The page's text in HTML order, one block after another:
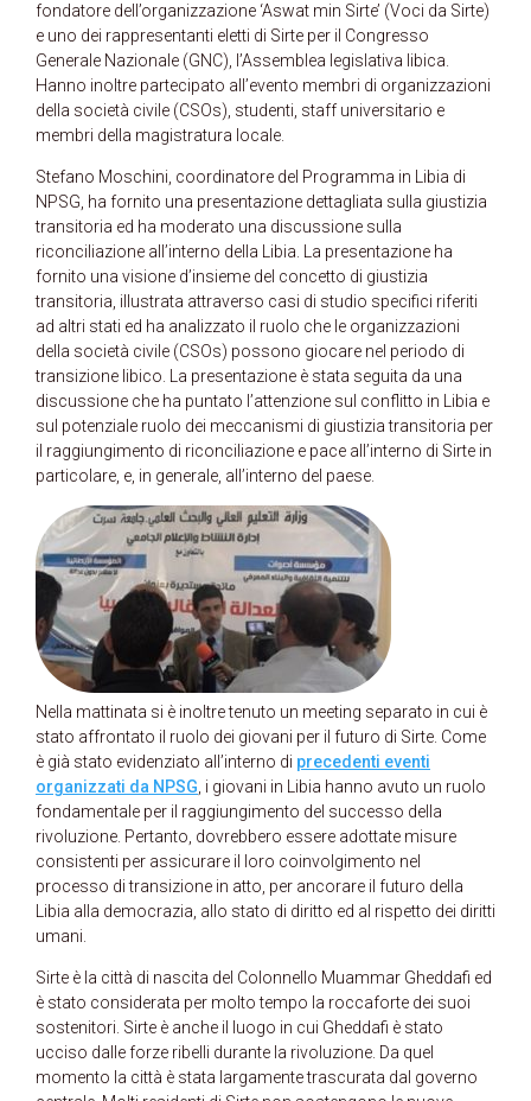
fondatore dell’organizzazione ‘Aswat min Sirte’ (Voci da Sirte)
e uno dei rappresentanti eletti di Sirte per il Congresso
Generale Nazionale (GNC), l’Assemblea legislativa libica.
Hanno inoltre partecipato all’evento membri di organizzazioni
della società civile (CSOs), studenti, staff universitario e
membri della magistratura locale.
Stefano Moschini, coordinatore del Programma in Libia di
NPSG, ha fornito una presentazione dettagliata sulla giustizia
transitoria ed ha moderato una discussione sulla
riconciliazione all’interno della Libia. La presentazione ha
fornito una visione d’insieme del concetto di giustizia
transitoria, illustrata attraverso casi di studio specifici riferiti
ad altri stati ed ha analizzato il ruolo che le organizzazioni
della società civile (CSOs) possono giocare nel periodo di
transizione libico. La presentazione è stata seguita da una
discussione che ha puntato l’attenzione sul conflitto in Libia e
sul potenziale ruolo dei meccanismi di giustizia transitoria per
il raggiungimento di riconciliazione e pace all’interno di Sirte in
particolare, e, in generale, all’interno del paese.
Nella mattinata si è inoltre tenuto un meeting separato in cui è
stato affrontato il ruolo dei giovani per il futuro di Sirte. Come
è già stato evidenziato all’interno di precedenti eventi
organizzati da NPSG , i giovani in Libia hanno avuto un ruolo
fondamentale per il raggiungimento del successo della
rivoluzione. Pertanto, dovrebbero essere adottate misure
consistenti per assicurare il loro coinvolgimento nel
processo di transizione in atto, per ancorare il futuro della
Libia alla democrazia, allo stato di diritto ed al rispetto dei diritti
umani.
Sirte è la città di nascita del Colonnello Muammar Gheddafi ed
è stato considerata per molto tempo la roccaforte dei suoi
sostenitori. Sirte è anche il luogo in cui Gheddafi è stato
ucciso dalle forze ribelli durante la rivoluzione. Da quel
momento la città è stata largamente trascurata dal governo